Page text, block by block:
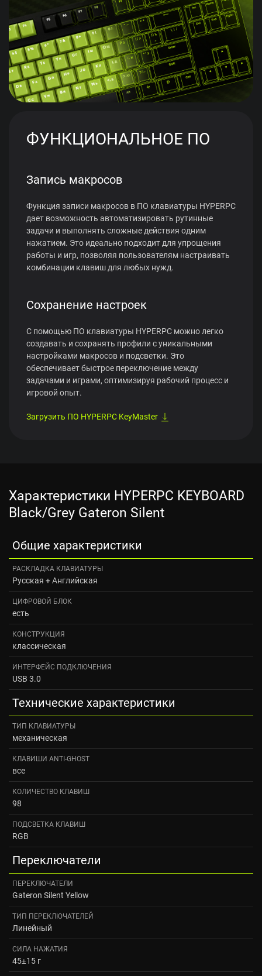
ФУНКЦИОНАЛЬНОЕ ПО
Запись макросов
Функция записи макросов в ПО клавиатуры HYPERPC
дает возможность автоматизировать рутинные
задачи и выполнять сложные действия одним
нажатием. Это идеально подходит для упрощения
работы и игр, позволяя пользователям настраивать
комбинации клавиш для любых нужд.
Сохранение настроек
С помощью ПО клавиатуры HYPERPC можно легко
создавать и сохранять профили с уникальными
настройками макросов и подсветки. Это
обеспечивает быстрое переключение между
задачами и играми, оптимизируя рабочий процесс и
игровой опыт.
Загрузить ПО HYPERPC KeyMaster
Характеристики HYPERPC KEYBOARD
Black/Grey Gateron Silent
Общие характеристики
РАСКЛАДКА КЛАВИАТУРЫ
Русская + Английская
ЦИФРОВОЙ БЛОК
есть
КОНСТРУКЦИЯ
классическая
ИНТЕРФЕЙС ПОДКЛЮЧЕНИЯ
USB 3.0
Технические характеристики
ТИП КЛАВИАТУРЫ
механическая
КЛАВИШИ ANTI-GHOST
все
КОЛИЧЕСТВО КЛАВИШ
98
ПОДСВЕТКА КЛАВИШ
RGB
Переключатели
ПЕРЕКЛЮЧАТЕЛИ
Gateron Silent Yellow
ТИП ПЕРЕКЛЮЧАТЕЛЕЙ
Линейный
СИЛА НАЖАТИЯ
45±15 г